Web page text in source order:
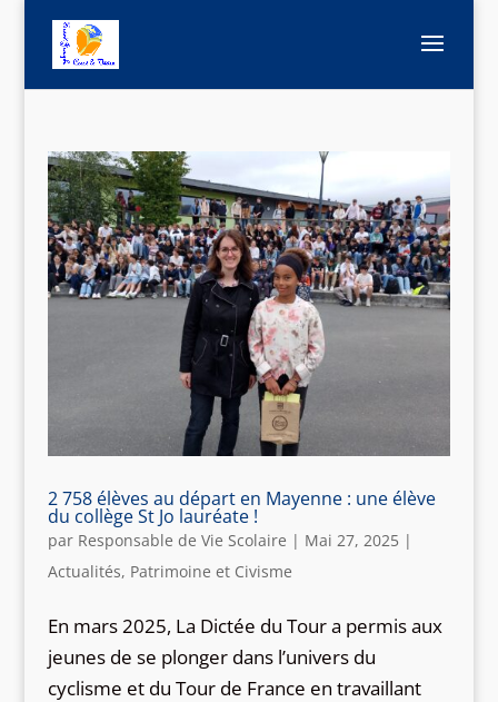
2 758 élèves au départ en Mayenne : une élève
du collège St Jo lauréate !
par Responsable de Vie Scolaire | Mai 27, 2025 |
Actualités, Patrimoine et Civisme
En mars 2025, La Dictée du Tour a permis aux
jeunes de se plonger dans l’univers du
cyclisme et du Tour de France en travaillant